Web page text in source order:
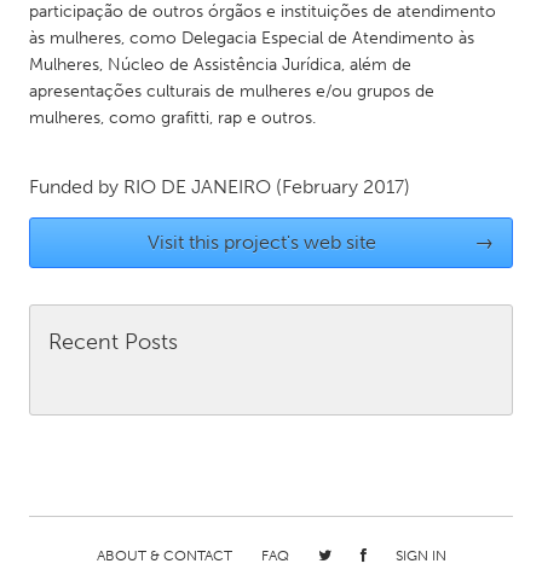
Detroit, MI
Durham, NC
Gainesville, FL
Georgetown, MA
Gloucester, MA
Hamilton-Wenham, MA
Los Angeles, CA
Miami, FL
New York City, NY
Newburgh, NY
Newburyport, MA
North Minneapolis, MN
Oahu, HI
Peekskill, NY
San Francisco, CA
San Jose, CA
Santa Cruz, CA
Seattle, WA
participação de outros órgãos e instituições de atendimento
às mulheres, como Delegacia Especial de Atendimento às
Mulheres, Núcleo de Assistência Jurídica, além de
apresentações culturais de mulheres e/ou grupos de
mulheres, como grafitti, rap e outros.
Funded by RIO DE JANEIRO (February 2017)
Visit this project's web site →
Recent Posts
ABOUT & CONTACT FAQ SIGN IN